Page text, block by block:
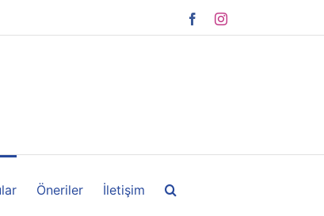
FacebookInstagram
Öneriler İletişim